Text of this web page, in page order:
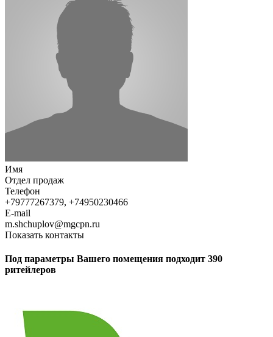
Имя
Отдел продаж
Телефон
+79777267379, +74950230466
E-mail
m.shchuplov@mgcpn.ru
Показать контакты
Под параметры Вашего помещения подходит 390
ритейлеров